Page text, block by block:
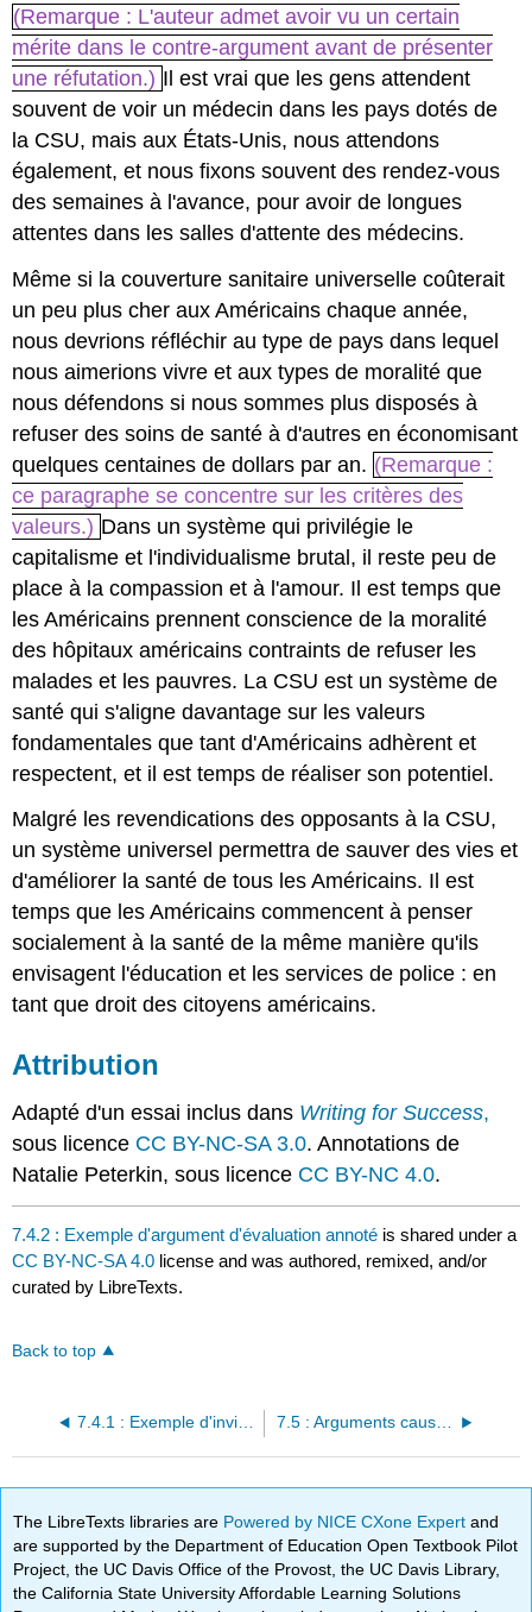
(Remarque : L'auteur admet avoir vu un certain
mérite dans le contre-argument avant de présenter
une réfutation.) Il est vrai que les gens attendent
souvent de voir un médecin dans les pays dotés de
la CSU, mais aux États-Unis, nous attendons
également, et nous fixons souvent des rendez-vous
des semaines à l'avance, pour avoir de longues
attentes dans les salles d'attente des médecins.
Même si la couverture sanitaire universelle coûterait
un peu plus cher aux Américains chaque année,
nous devrions réfléchir au type de pays dans lequel
nous aimerions vivre et aux types de moralité que
nous défendons si nous sommes plus disposés à
refuser des soins de santé à d'autres en économisant
quelques centaines de dollars par an. (Remarque :
ce paragraphe se concentre sur les critères des
valeurs.) Dans un système qui privilégie le
capitalisme et l'individualisme brutal, il reste peu de
place à la compassion et à l'amour. Il est temps que
les Américains prennent conscience de la moralité
des hôpitaux américains contraints de refuser les
malades et les pauvres. La CSU est un système de
santé qui s'aligne davantage sur les valeurs
fondamentales que tant d'Américains adhèrent et
respectent, et il est temps de réaliser son potentiel.
Malgré les revendications des opposants à la CSU,
un système universel permettra de sauver des vies et
d'améliorer la santé de tous les Américains. Il est
temps que les Américains commencent à penser
socialement à la santé de la même manière qu'ils
envisagent l'éducation et les services de police : en
tant que droit des citoyens américains.
Attribution
Adapté d'un essai inclus dans Writing for Success,
sous licence CC BY-NC-SA 3.0. Annotations de
Natalie Peterkin, sous licence CC BY-NC 4.0.
7.4.2 : Exemple d'argument d'évaluation annoté is shared under a
CC BY-NC-SA 4.0 license and was authored, remixed, and/or
curated by LibreTexts.
Back to top
7.4.1 : Exemple d'invite et plan d'arguments d'évaluation 7.5 : Arguments causaux
The LibreTexts libraries are Powered by NICE CXone Expertand
are supported by the Department of Education Open Textbook Pilot
Project, the UC Davis Office of the Provost, the UC Davis Library,
the California State University Affordable Learning Solutions